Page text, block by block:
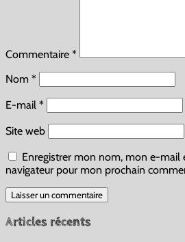
Commentaire *
Nom *
E-mail *
Site web
Enregistrer mon nom, mon e-mail
navigateur pour mon prochain
Articles récents